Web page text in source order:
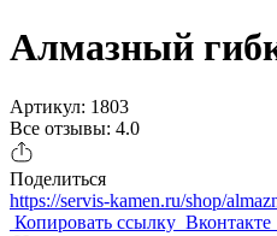
Алмазный
Артикул: 1803
Все отзывы: 4.0
Поделиться
https://servis-kamen.ru/shop/
Копировать ссылку Вконтакте